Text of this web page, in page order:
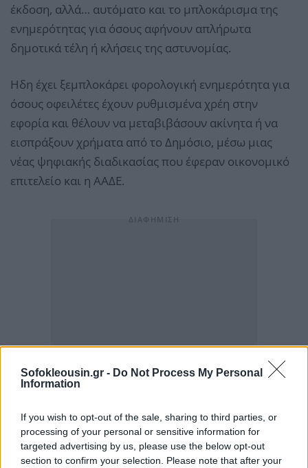
Sofokleousin.gr - Do Not Process My Personal
Information
If you wish to opt-out of the sale, sharing to third parties, or
processing of your personal or sensitive information for
targeted advertising by us, please use the below opt-out
section to confirm your selection. Please note that after your
έκδοση, αλλά… αυτόματο και το μπλοκάρισμα της
ενημερότητας για όσους αφήνουν απλήρωτα
δημοτικά τέλη ή κλήσεις της αστυνομίας.
Ηδη έχει ξεμπλοκάρει φορολογική ενημερότητα για
όσους οφειλέτες έχουν ρυθμισμένα χρέη στην
εφορία και θέλουν να μεταβιβάσουν ακίνητα ή να
εισπράξουν χρήματα από το Δημόσιο, μέσω μιας
νέας ψηφιακής διαδικασίας που έφεραν οικονομικό
επιτελείο και η ΑΑΔΕ.